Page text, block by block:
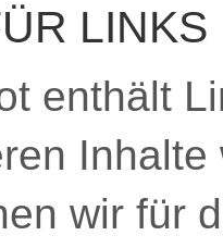
LINKS
enthält
wir für